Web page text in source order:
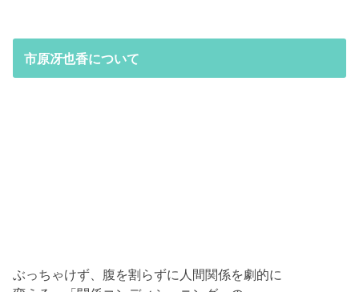
市原冴也香について
ぶっちゃけず、腹を割らずに人間関係を劇的に